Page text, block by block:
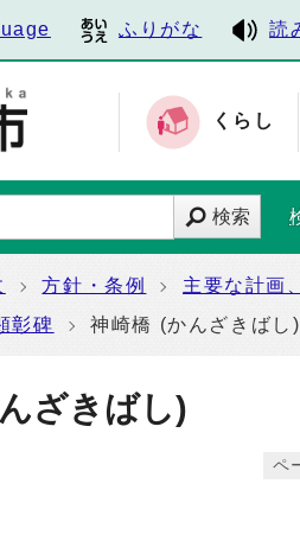
ふりがな 読
くらし
検索
方針・条例 主要な計画
彰碑 神崎橋 (かんざきばし)
ざきばし)
ペ